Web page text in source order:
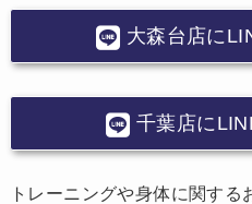
大森台店に
千葉店に
トレーニングや身体に関す